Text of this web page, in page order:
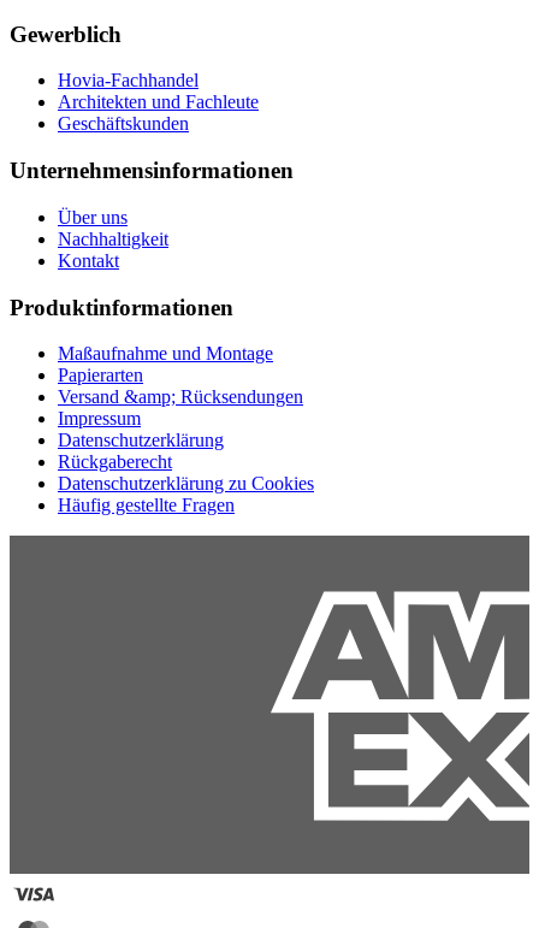
Gewerblich
Hovia-Fachhandel
Architekten und Fachleute
Geschäftskunden
Unternehmensinformationen
Über uns
Nachhaltigkeit
Kontakt
Produktinformationen
Maßaufnahme und Montage
Papierarten
Versand &amp; Rücksendungen
Impressum
Datenschutzerklärung
Rückgaberecht
Datenschutzerklärung zu Cookies
Häufig gestellte Fragen